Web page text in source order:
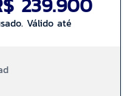
Válido até